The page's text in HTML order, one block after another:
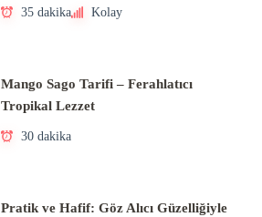
35 dakika Kolay
Mango Sago Tarifi – Ferahlatıcı
Tropikal Lezzet
30 dakika
Pratik ve Hafif: Göz Alıcı Güzelliğiyle